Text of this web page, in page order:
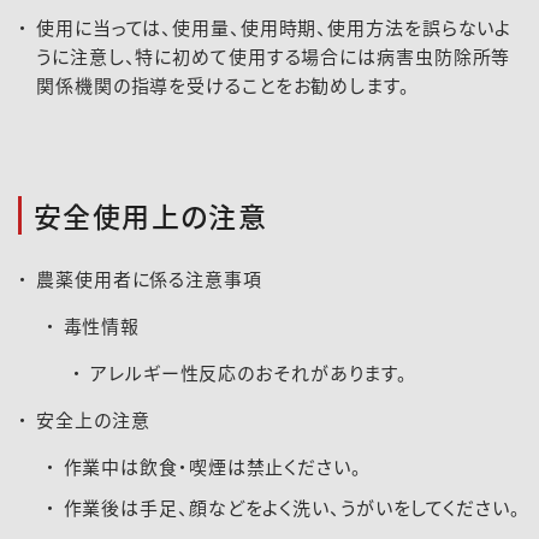
使用に当っては、使用量、使用時期、使用方法を誤らないよ
うに注意し、特に初めて使用する場合には病害虫防除所等
関係機関の指導を受けることをお勧めします。
安全使用上の注意
農薬使用者に係る注意事項
毒性情報
アレルギー性反応のおそれがあります。
安全上の注意
作業中は飲食・喫煙は禁止ください。
作業後は手足、顔などをよく洗い、うがいをしてください。